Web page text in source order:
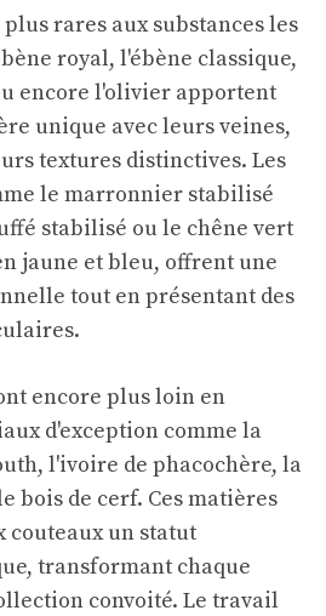
rares aux substances les
royal, l'ébène classique,
encore l'olivier apportent
unique avec leurs veines,
textures distinctives. Les
le marronnier stabilisé
stabilisé ou le chêne vert
jaune et bleu, offrent une
tout en présentant des
encore plus loin en
d'exception comme la
l'ivoire de phacochère, la
bois de cerf. Ces matières
couteaux un statut
transformant chaque
convoité. Le travail